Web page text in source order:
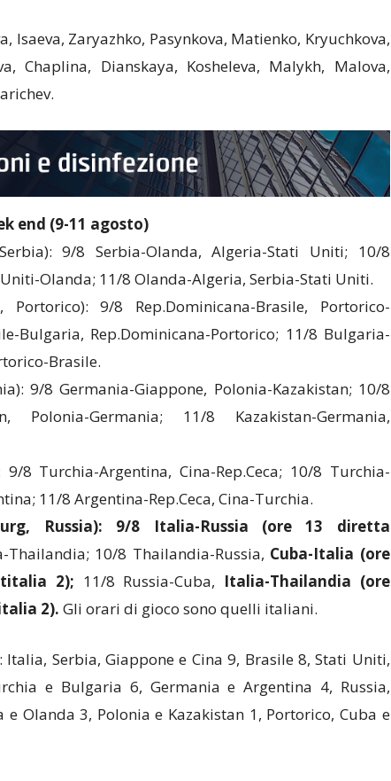
Isaeva, Zaryazhko, Pasynkova, Matienko, Kryuchkova,
Chaplina, Dianskaya, Kosheleva, Malykh, Malova,
end (9-11 agosto)
9/8 Serbia-Olanda, Algeria-Stati Uniti; 10/8
Olanda; 11/8 Olanda-Algeria, Serbia-Stati Uniti.
Portorico): 9/8 Rep.Dominicana-Brasile, Portorico-
Bulgaria, Rep.Dominicana-Portorico; 11/8 Bulgaria-
Brasile.
9/8 Germania-Giappone, Polonia-Kazakistan; 10/8
Polonia-Germania; 11/8 Kazakistan-Germania,
8 Turchia-Argentina, Cina-Rep.Ceca; 10/8 Turchia-
11/8 Argentina-Rep.Ceca, Cina-Turchia.
Russia): 9/8 Italia-Russia (ore 13 diretta
Thailandia; 10/8 Thailandia-Russia, Cuba-Italia (ore
2); 11/8 Russia-Cuba, Italia-Thailandia (ore
2). Gli orari di gioco sono quelli italiani.
Italia, Serbia, Giappone e Cina 9, Brasile 8, Stati Uniti,
e Bulgaria 6, Germania e Argentina 4, Russia,
e Olanda 3, Polonia e Kazakistan 1, Portorico, Cuba e